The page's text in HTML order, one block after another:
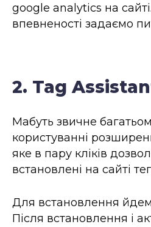
google analytics на
впевненості задаємо
2. Tag
Мабуть звичне
користуванні
яке в пару кліків
встановлені на сайті
Для встановлення
Після встановлення і